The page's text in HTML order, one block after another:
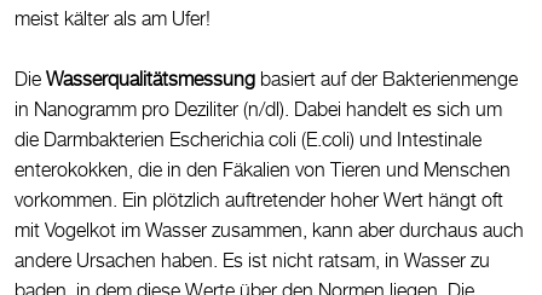
meist kälter als am Ufer!
Die Wasserqualitätsmessung basiert auf der Bakterienmenge
in Nanogramm pro Deziliter (n/dl). Dabei handelt es sich um
die Darmbakterien Escherichia coli (E.coli) und Intestinale
enterokokken, die in den Fäkalien von Tieren und Menschen
vorkommen. Ein plötzlich auftretender hoher Wert hängt oft
mit Vogelkot im Wasser zusammen, kann aber durchaus auch
andere Ursachen haben. Es ist nicht ratsam, in Wasser zu
baden, in dem diese Werte über den Normen liegen. Die